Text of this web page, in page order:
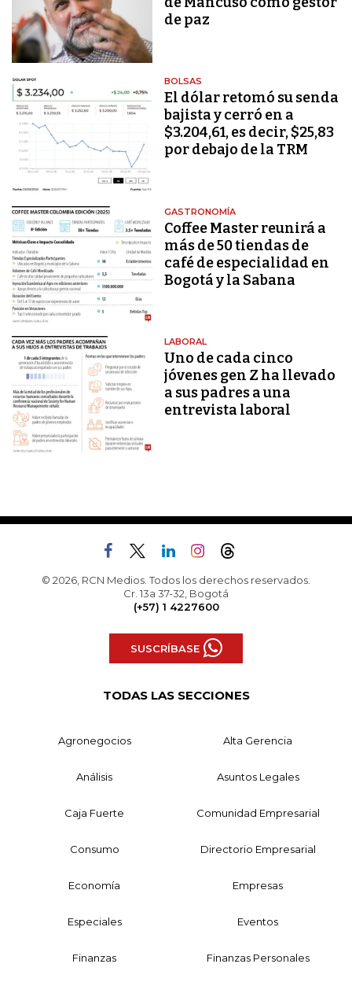
de paz
BOLSAS
El dólar retomó su senda
bajista y cerró en a
$3.204,61, es decir, $25,83
por debajo de la TRM
GASTRONOMÍA
Coffee Master reunirá a
más de 50 tiendas de
café de especialidad en
Bogotá y la Sabana
LABORAL
Uno de cada cinco
jóvenes gen Z ha llevado
a sus padres a una
entrevista laboral
© 2026, RCN Medios. Todos los derechos reservados.
Cr. 13a 37-32, Bogotá
(+57) 1 4227600
SUSCRÍBASE
TODAS LAS SECCIONES
Agronegocios Alta Gerencia
Análisis Asuntos Legales
Caja Fuerte Comunidad Empresarial
Consumo Directorio Empresarial
Economía Empresas
Especiales Eventos
Finanzas Finanzas Personales